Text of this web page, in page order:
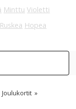
Minttu Violetti
Ruskea Hopea
Joulukortit